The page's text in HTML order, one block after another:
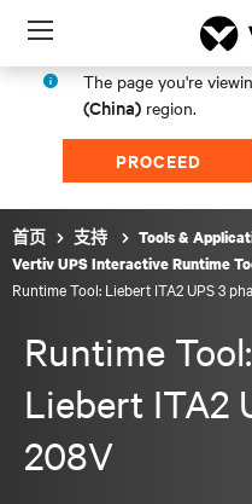
Menu
The page you're
(China) region.
PROCEED
首页 支持
Tools &
Vertiv UPS Interactive Runtime
Runtime Tool: Liebert ITA2 UPS 3
Runtime Tool:
Liebert ITA2
208V